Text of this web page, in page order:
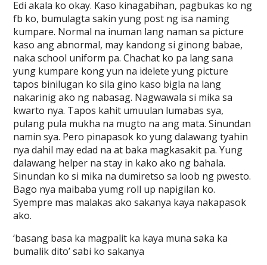
Edi akala ko okay. Kaso kinagabihan, pagbukas ko ng
fb ko, bumulagta sakin yung post ng isa naming
kumpare. Normal na inuman lang naman sa picture
kaso ang abnormal, may kandong si ginong babae,
naka school uniform pa. Chachat ko pa lang sana
yung kumpare kong yun na idelete yung picture
tapos binilugan ko sila gino kaso bigla na lang
nakarinig ako ng nabasag. Nagwawala si mika sa
kwarto nya. Tapos kahit umuulan lumabas sya,
pulang pula mukha na mugto na ang mata. Sinundan
namin sya. Pero pinapasok ko yung dalawang tyahin
nya dahil may edad na at baka magkasakit pa. Yung
dalawang helper na stay in kako ako ng bahala.
Sinundan ko si mika na dumiretso sa loob ng pwesto.
Bago nya maibaba yumg roll up napigilan ko.
Syempre mas malakas ako sakanya kaya nakapasok
ako.
‘basang basa ka magpalit ka kaya muna saka ka
bumalik dito’ sabi ko sakanya